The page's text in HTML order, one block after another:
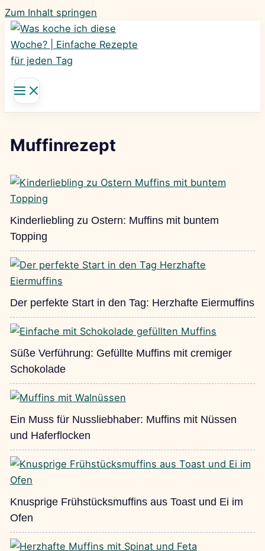
Zum Inhalt springen
Muffinrezept
Kinderliebling zu Ostern: Muffins mit buntem
Topping
Der perfekte Start in den Tag: Herzhafte Eiermuffins
Süße Verführung: Gefüllte Muffins mit cremiger
Schokolade
Ein Muss für Nussliebhaber: Muffins mit Nüssen
und Haferflocken
Knusprige Frühstücksmuffins aus Toast und Ei im
Ofen